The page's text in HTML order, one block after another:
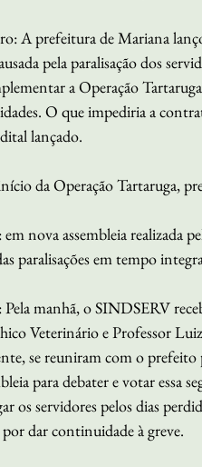
A prefeitura de Mariana
pela paralisação dos
a Operação
O que impediria a
lançado.
da Operação Tartaruga,
nova assembleia realizada
paralisações em tempo
Pela manhã, o SINDSERV
Veterinário e Professor
se reuniram com o
para debater e votar essa
os servidores pelos dias
dar continuidade à greve.